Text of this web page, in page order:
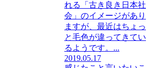
れる「古き良き日本社
会」のイメージがあり
ますが、最近はちょっ
と毛色が違ってきてい
るようです。...
2019.05.17